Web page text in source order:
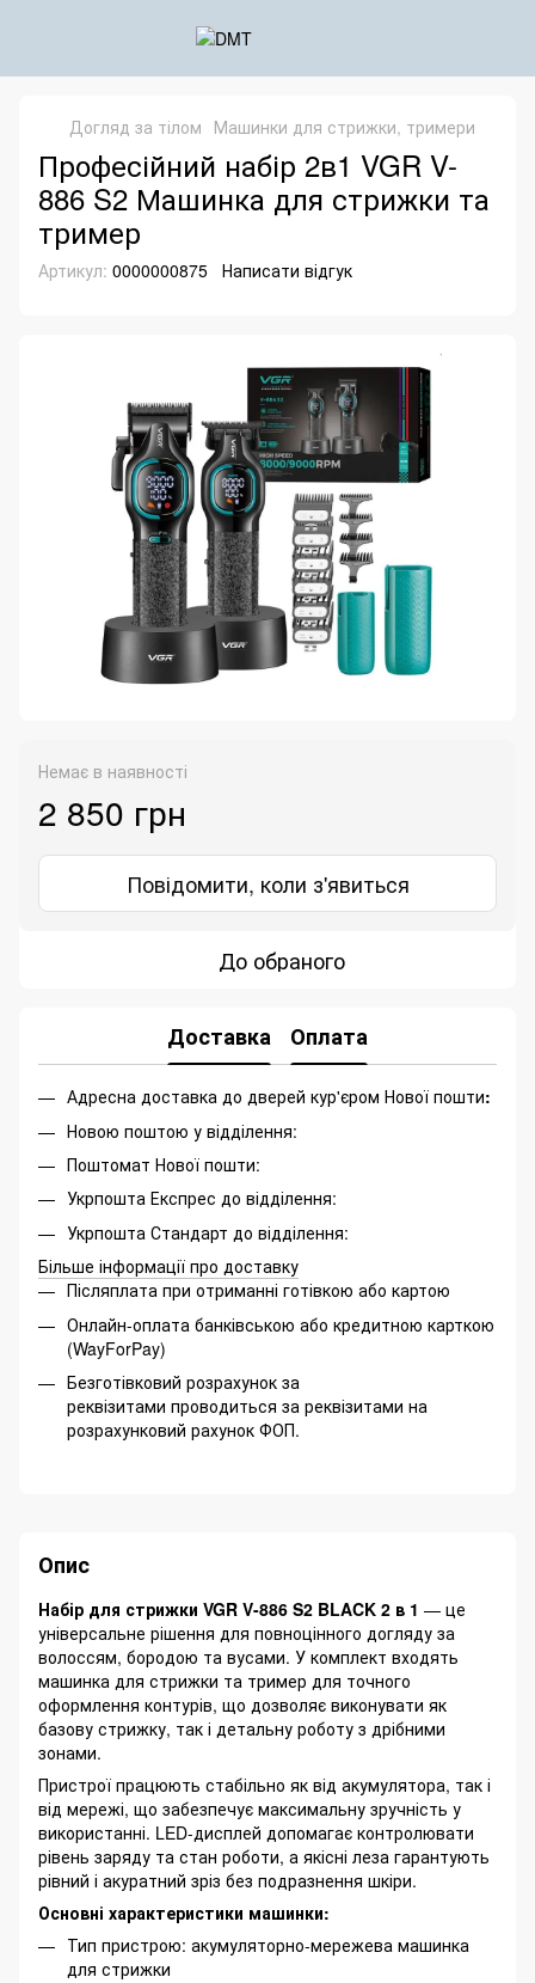
Догляд за тілом Машинки для стрижки, тримери
Професійний набір 2в1 VGR V-
886 S2 Машинка для стрижки та
тример
Артикул: 0000000875 Написати відгук
Немає в наявності
2 850 грн
Повідомити, коли з'явиться
До обраного
Доставка Оплата
Адресна доставка до дверей кур'єром Нової пошти:
Новою поштою у відділення:
Поштомат Нової пошти:
Укрпошта Експрес до відділення:
Укрпошта Стандарт до відділення:
Більше інформації про доставку
Післяплата при отриманні готівкою або картою
Онлайн-оплата банківською або кредитною карткою
(WayForPay)
Безготівковий розрахунок за
реквізитами проводиться за реквізитами на
розрахунковий рахунок ФОП.
Опис
Набір для стрижки VGR V-886 S2 BLACK 2 в 1 — це
універсальне рішення для повноцінного догляду за
волоссям, бородою та вусами. У комплект входять
машинка для стрижки та тример для точного
оформлення контурів, що дозволяє виконувати як
базову стрижку, так і детальну роботу з дрібними
зонами.
Пристрої працюють стабільно як від акумулятора, так і
від мережі, що забезпечує максимальну зручність у
використанні. LED-дисплей допомагає контролювати
рівень заряду та стан роботи, а якісні леза гарантують
рівний і акуратний зріз без подразнення шкіри.
Основні характеристики машинки:
Тип пристрою: акумуляторно-мережева машинка
для стрижки